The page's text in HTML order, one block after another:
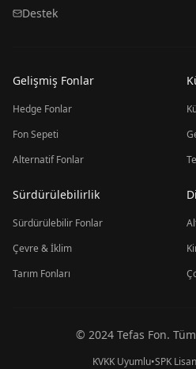
Destek
Gelişmiş Fonlar
Hedge Fonlar
Fon Sepeti
Alternatif Fonlar
Sürdürülebilirlik
Sürdürülebilir Fonlar
Çevre & İklim
Tarım Fonları
© 2024 Tefas Fon. Tüm
KVKK Uyumlu•SPK